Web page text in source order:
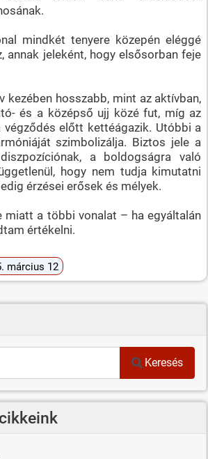
mindkét tenyere közepén eléggé
annak jeleként, hogy elsősorban feje
kezében hosszabb, mint az aktívban,
és a középső ujj közé fut, míg az
végződés előtt kettéágazik. Utóbbi a
szimbolizálja. Biztos jele a
a boldogságra való
hogy nem tudja kimutatni
érzései erősek és mélyek.
miatt a többi vonalat – ha egyáltalán
értékelni.
március 12
Keresés